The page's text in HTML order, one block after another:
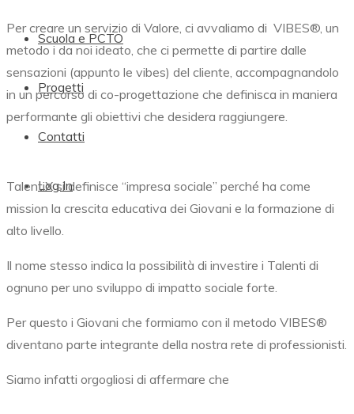
Scuola e PCTO
Progetti
Contatti
Log In
Per creare un servizio di Valore, ci avvaliamo di VIBES®, un
metodo i da noi ideato, che ci permette di partire dalle
sensazioni (appunto le vibes) del cliente, accompagnandolo
in un percorso di co-progettazione che definisca in maniera
performante gli obiettivi che desidera raggiungere.
TalentiX si definisce “impresa sociale” perché ha come
mission la crescita educativa dei Giovani e la formazione di
alto livello.
Il nome stesso indica la possibilità di investire i Talenti di
ognuno per uno sviluppo di impatto sociale forte.
Per questo i Giovani che formiamo con il metodo VIBES®
diventano parte integrante della nostra rete di professionisti.
Siamo infatti orgogliosi di affermare che